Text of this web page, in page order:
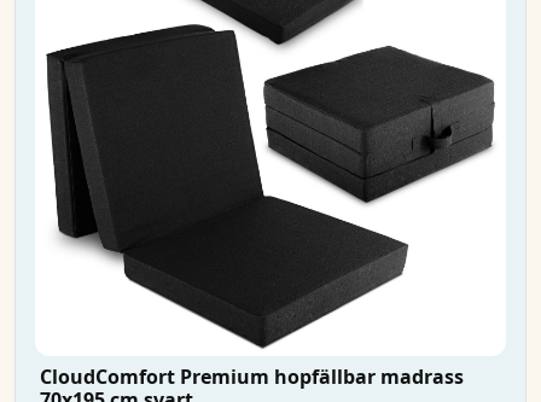
CloudComfort Premium hopfällbar madrass